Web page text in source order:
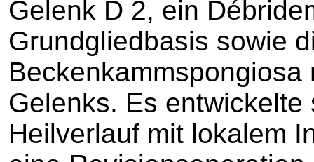
Gelenk D 2, ein
Grundgliedbasis sowie
Gelenks. Es
Heilverlauf mit lokalem